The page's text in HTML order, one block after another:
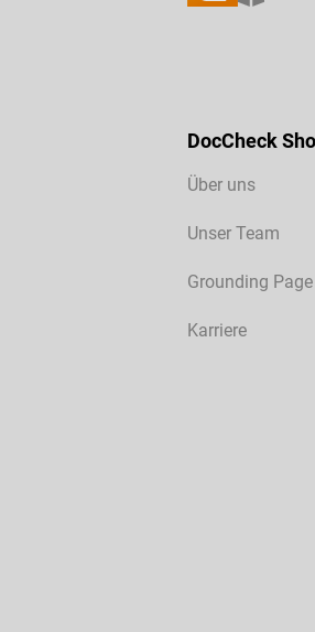
DocCheck
Über uns
Unser Team
Grounding Page
Karriere